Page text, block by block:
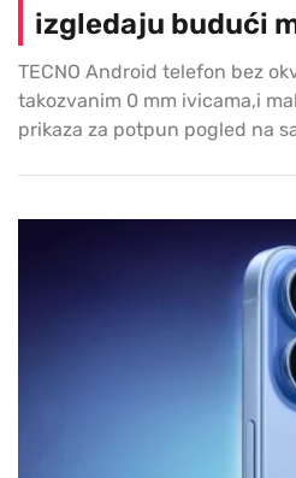
izgledaju budući
TECNO Android telefon bez
takozvanim 0 mm ivicama,i
prikaza za potpun pogled na